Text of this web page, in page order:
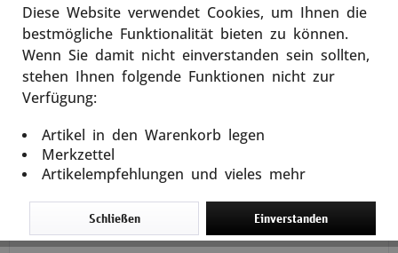
Merken
„Ein sonderlicher Haufen“ noch
nicht geschildert werden konnte,
wird hier eingehend nachgeholt.
Die tapfere Wolfshündin Baska war
mit den Männern...
Warenkorb
Diese Website verwendet Cookies, um Ihnen die
bestmögliche Funktionalität bieten zu können.
Wenn Sie damit nicht einverstanden sein sollten,
stehen Ihnen folgende Funktionen nicht zur
Verfügung:
Artikel in den Warenkorb legen
Merkzettel
Artikelempfehlungen und vieles mehr
Einverstanden
Schließen